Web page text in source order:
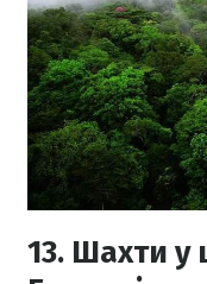
13. Шахти у